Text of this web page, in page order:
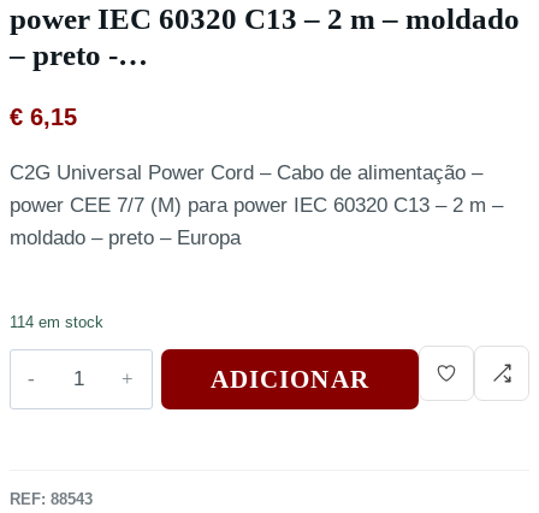
power IEC 60320 C13 – 2 m – moldado
– preto -…
€ 6,15
C2G Universal Power Cord – Cabo de alimentação –
power CEE 7/7 (M) para power IEC 60320 C13 – 2 m –
moldado – preto – Europa
114 em stock
ADICIONAR
REF: 88543